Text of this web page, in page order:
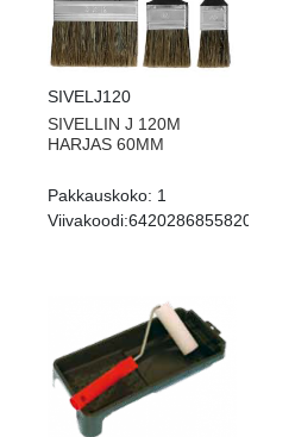
SIVELJ120
SIVELLIN J 120M
HARJAS 60MM
Pakkauskoko: 1
Viivakoodi:6420286855820